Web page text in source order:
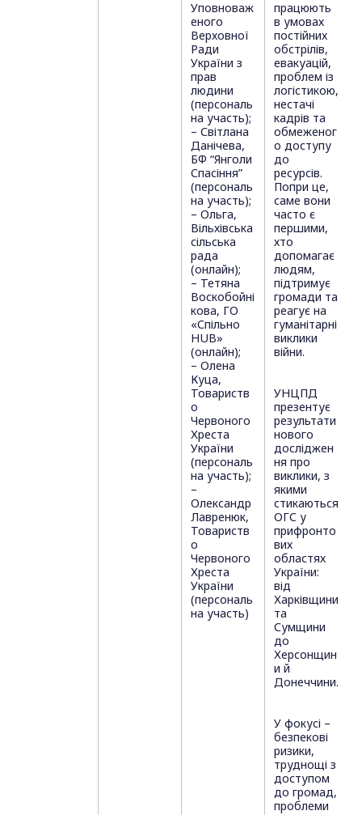
Уповноваж
еного
Верховної
Ради
України з
прав
людини
(персональ
на участь);
– Світлана
Данічева,
БФ “Янголи
Спасіння”
(персональ
на участь);
– Ольга,
Вільхівська
сільська
рада
(онлайн);
– Тетяна
Воскобойні
кова, ГО
«Спільно
HUB»
(онлайн);
– Олена
Куца,
Товариств
о
Червоного
Хреста
України
(персональ
на участь);
–
Олександр
Лавренюк,
Товариств
о
Червоного
Хреста
України
(персональ
на участь)
працюють
в умовах
постійних
обстрілів,
евакуацій,
проблем із
логістикою,
нестачі
кадрів та
обмеженог
о доступу
до
ресурсів.
Попри це,
саме вони
часто є
першими,
хто
допомагає
людям,
підтримує
громади та
реагує на
гуманітарні
виклики
війни.
УНЦПД
презентує
результати
нового
досліджен
ня про
виклики, з
якими
стикаються
ОГС у
прифронто
вих
областях
України:
від
Харківщини
та
Сумщини
до
Херсонщин
и й
Донеччини.
У фокусі –
безпекові
ризики,
труднощі з
доступом
до громад,
проблеми